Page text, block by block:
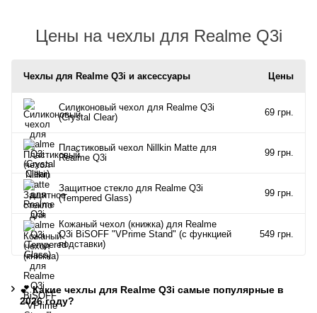
Цены на чехлы для Realme Q3i
Чехлы для Realme Q3i и аксессуары Цены
Силиконовый чехол для Realme Q3i
(Crystal Clear)
69 грн.
Пластиковый чехол Nillkin Matte для
Realme Q3i
99 грн.
Защитное стекло для Realme Q3i
(Tempered Glass)
99 грн.
Кожаный чехол (книжка) для Realme
Q3i BiSOFF "VPrime Stand" (с функцией
подставки)
549 грн.
💕 Какие чехлы для Realme Q3i самые популярные в
2026 году?